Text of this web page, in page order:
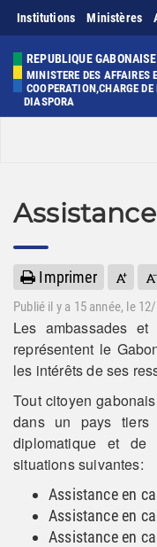
Institutions Ministères
REPUBLIQUE GABONAISE
MINISTERE DES AFFAIRES
COOPERATION,CHARGE
DIASPORA
Imprimer
Publié il y a 15 année, le
Les ambassades
représentent le
les intérêts de ses
Tout citoyen
dans un pays tiers
diplomatique et de
situations suivantes:
Assistance en
Assistance en
Assistance en